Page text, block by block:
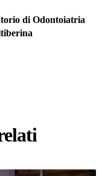
di Odontoiatria